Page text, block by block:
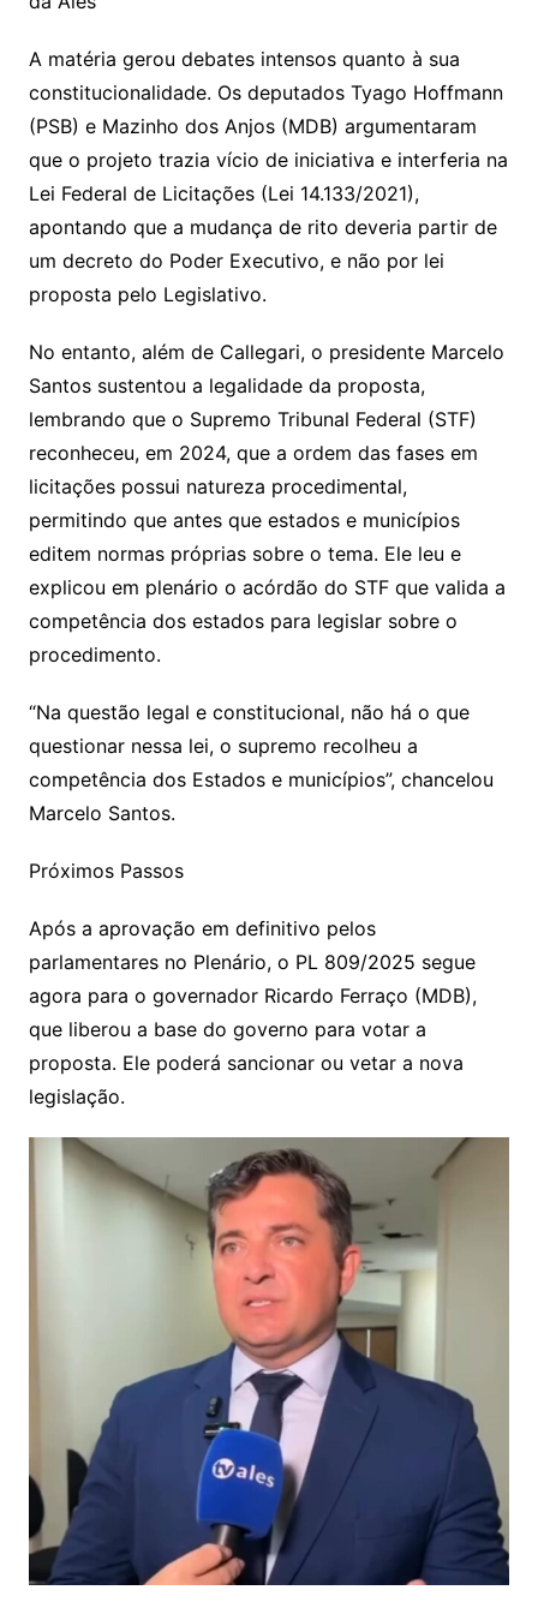
A matéria gerou debates intensos quanto à sua
constitucionalidade. Os deputados Tyago Hoffmann
(PSB) e Mazinho dos Anjos (MDB) argumentaram
que o projeto trazia vício de iniciativa e interferia na
Lei Federal de Licitações (Lei 14.133/2021),
apontando que a mudança de rito deveria partir de
um decreto do Poder Executivo, e não por lei
proposta pelo Legislativo.
No entanto, além de Callegari, o presidente Marcelo
Santos sustentou a legalidade da proposta,
lembrando que o Supremo Tribunal Federal (STF)
reconheceu, em 2024, que a ordem das fases em
licitações possui natureza procedimental,
permitindo que antes que estados e municípios
editem normas próprias sobre o tema. Ele leu e
explicou em plenário o acórdão do STF que valida a
competência dos estados para legislar sobre o
procedimento.
“Na questão legal e constitucional, não há o que
questionar nessa lei, o supremo recolheu a
competência dos Estados e municípios”, chancelou
Marcelo Santos.
Próximos Passos
Após a aprovação em definitivo pelos
parlamentares no Plenário, o PL 809/2025 segue
agora para o governador Ricardo Ferraço (MDB),
que liberou a base do governo para votar a
proposta. Ele poderá sancionar ou vetar a nova
legislação.